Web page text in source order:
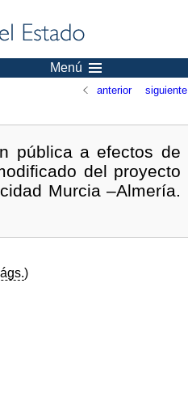
Menú
anterior siguiente
pública a efectos de
del proyecto
Murcia –Almería.
)